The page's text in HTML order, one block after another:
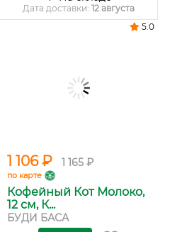
Дата доставки: 12 августа
1 106 ₽ 1 165 ₽
по карте
Кофейный Кот Молоко,
12 см, К...
БУДИ БАСА
5.0